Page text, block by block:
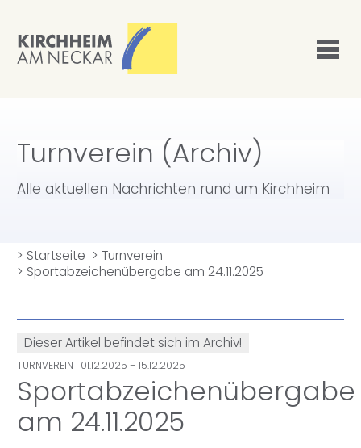
Turnverein (Archiv)
Alle aktuellen Nachrichten rund um Kirchheim
> Startseite > Turnverein
> Sportabzeichenübergabe am 24.11.2025
Dieser Artikel befindet sich im Archiv!
TURNVEREIN | 01.12.2025 – 15.12.2025
Sportabzeichenübergabe
am 24.11.2025